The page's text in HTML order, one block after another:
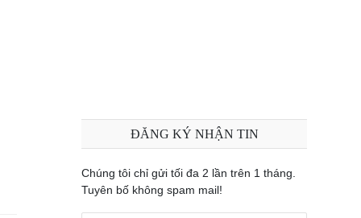
ĐĂNG KÝ NHẬN TIN
Chúng tôi chỉ gửi tối đa 2 lần trên 1 tháng.
Tuyên bố không spam mail!